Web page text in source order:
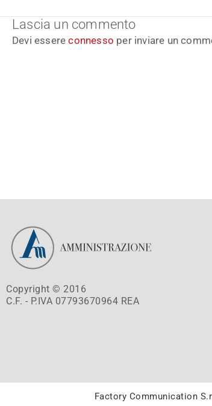
Lascia un commento
Devi essereconnesso per inviare un
Copyright © 2016
C.F. - P.IVA 07793670964 REA
Factory Communication